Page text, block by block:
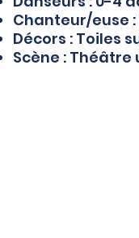
Chanteur/euse :
Décors : Toiles
Scène :